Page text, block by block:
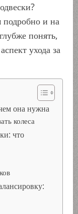
подробно и на
понять,
ухода за
она нужна
колеса
что